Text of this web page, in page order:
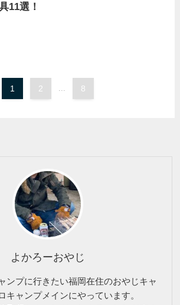
11選！
1 2 8
よかろーおやじ
ンプに行きたい福岡在住のおやじキャ
キャンプメインにやっています。